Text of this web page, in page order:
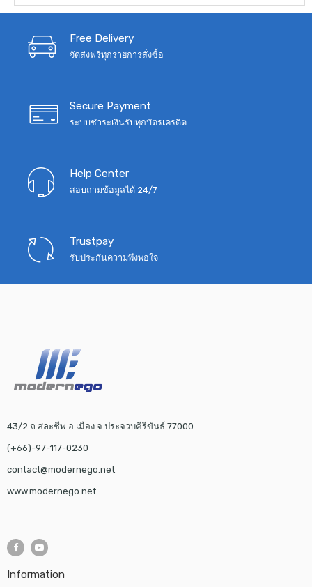
was: is:
Free Delivery
จัดส่งฟรีทุกรายการสั่งซื้อ
Secure Payment
ระบบชำระเงินรับทุกบัตรเครดิต
Help Center
สอบถามข้อมูลได้ 24/7
Trustpay
รับประกันความพึงพอใจ
43/2 ถ.สละชีพ อ.เมือง จ.ประจวบคีรีขันธ์ 77000
(+66)-97-117-0230
contact@modernego.net
www.modernego.net
Information